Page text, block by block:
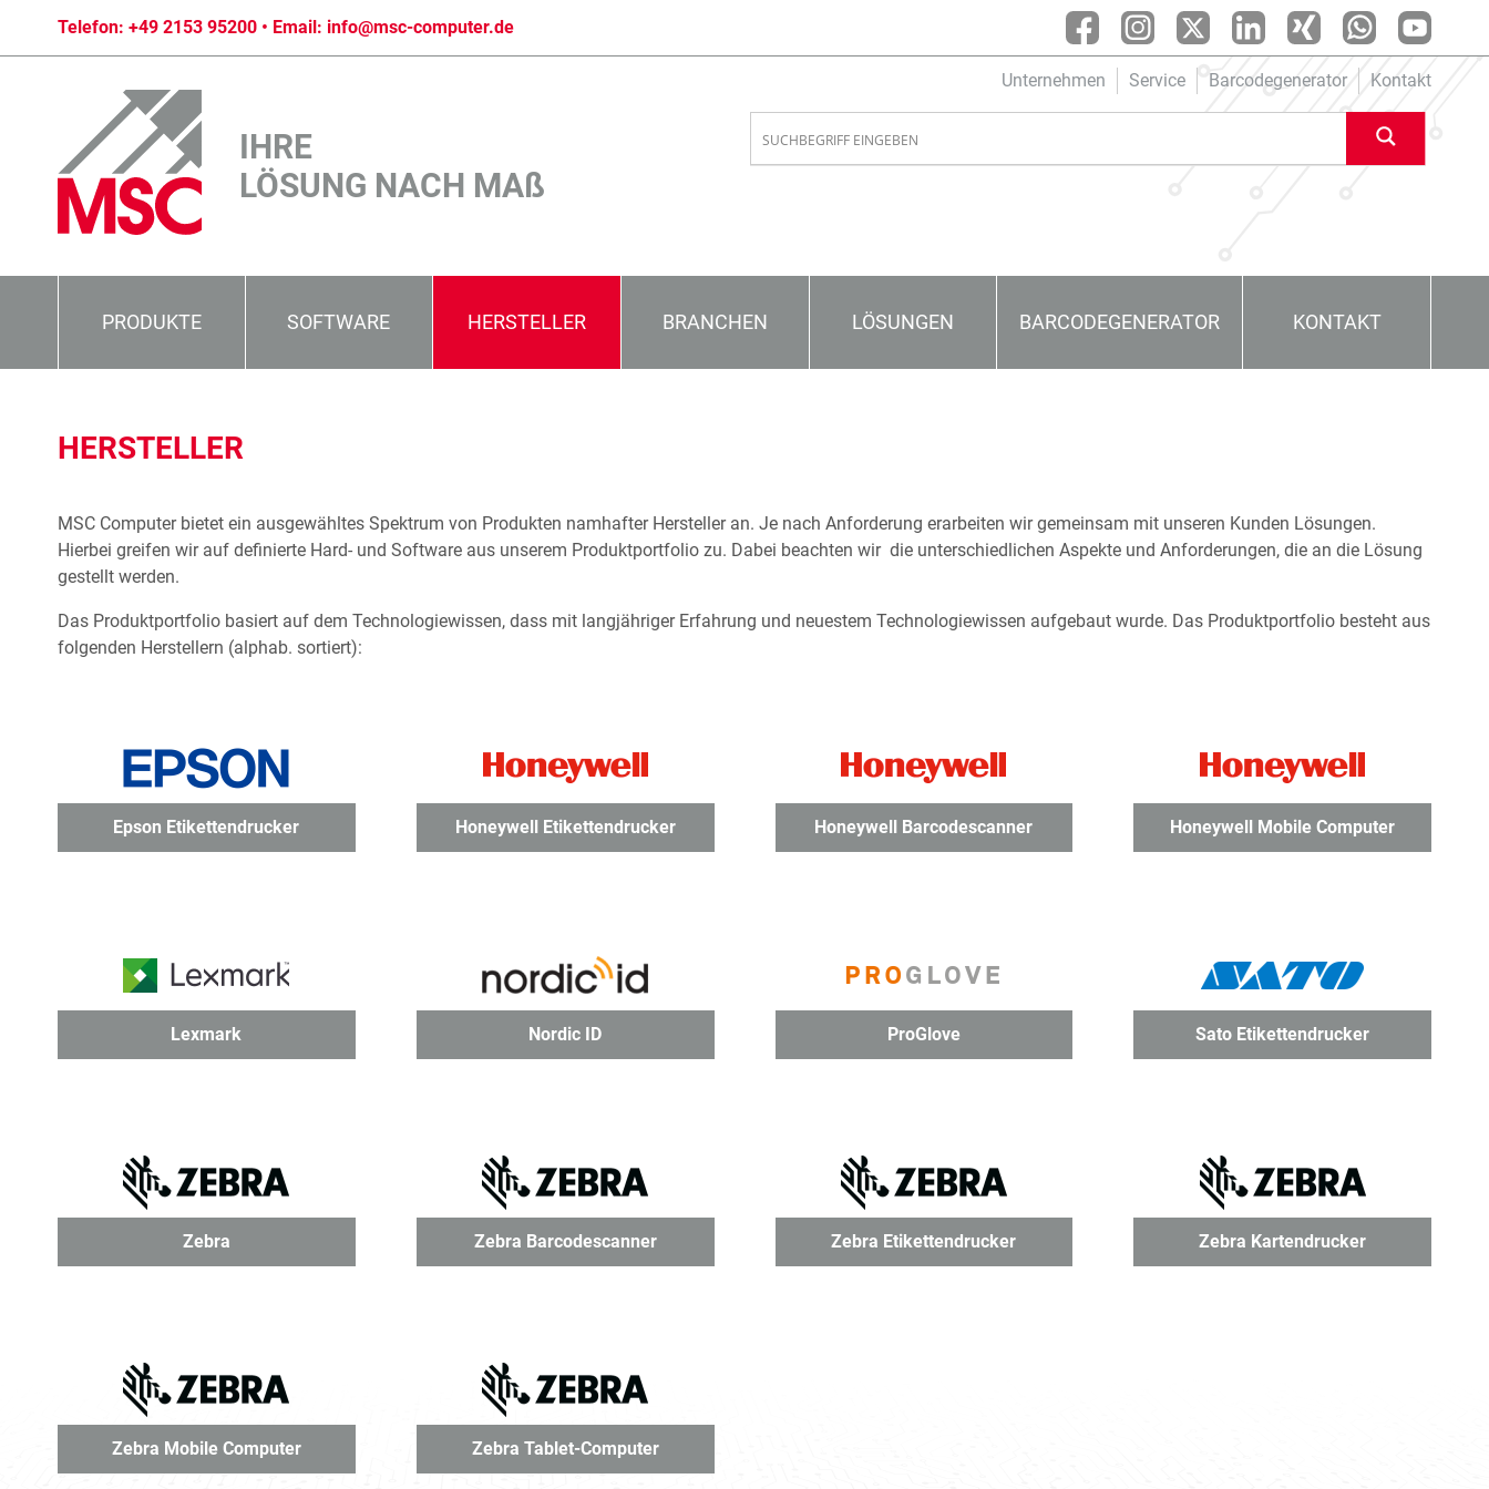
Telefon: +49 2153 95200 • Email: info@msc-computer.de
Unternehmen Service Barcodegenerator Kontakt
IHRE
LÖSUNG NACH MAß
PRODUKTE SOFTWARE HERSTELLER BRANCHEN LÖSUNGEN BARCODEGENERATOR KONTAKT
HERSTELLER
MSC Computer bietet ein ausgewähltes Spektrum von Produkten namhafter Hersteller an. Je nach Anforderung erarbeiten wir gemeinsam mit unseren Kunden Lösungen.
Hierbei greifen wir auf definierte Hard- und Software aus unserem Produktportfolio zu. Dabei beachten wir die unterschiedlichen Aspekte und Anforderungen, die an die Lösung
gestellt werden.
Das Produktportfolio basiert auf dem Technologiewissen, dass mit langjähriger Erfahrung und neuestem Technologiewissen aufgebaut wurde. Das Produktportfolio besteht aus
folgenden Herstellern (alphab. sortiert):
Epson Etikettendrucker Honeywell Etikettendrucker Honeywell Barcodescanner Honeywell Mobile Computer
Lexmark Nordic ID ProGlove Sato Etikettendrucker
Zebra Zebra Barcodescanner Zebra Etikettendrucker Zebra Kartendrucker
Zebra Mobile Computer Zebra Tablet-Computer